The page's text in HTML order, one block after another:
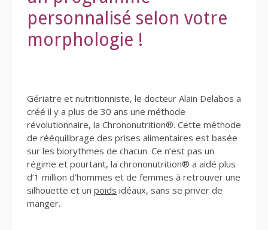
personnalisé selon votre
morphologie !
Gériatre et nutritionniste, le docteur Alain Delabos a
créé il y a plus de 30 ans une méthode
révolutionnaire, la Chrononutrition®. Cette méthode
de rééquilibrage des prises alimentaires est basée
sur les biorythmes de chacun. Ce n’est pas un
régime et pourtant, la chrononutrition® a aidé plus
d’1 million d’hommes et de femmes à retrouver une
silhouette et un poids idéaux, sans se priver de
manger.